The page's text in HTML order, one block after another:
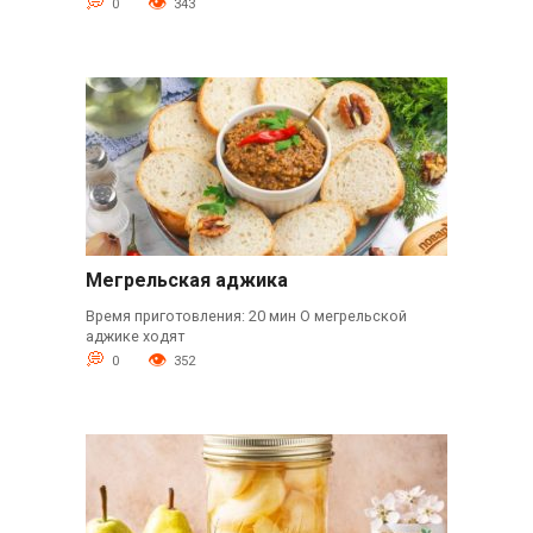
0 343
Мегрельская аджика
Время приготовления: 20 мин О мегрельской
аджике ходят
0 352